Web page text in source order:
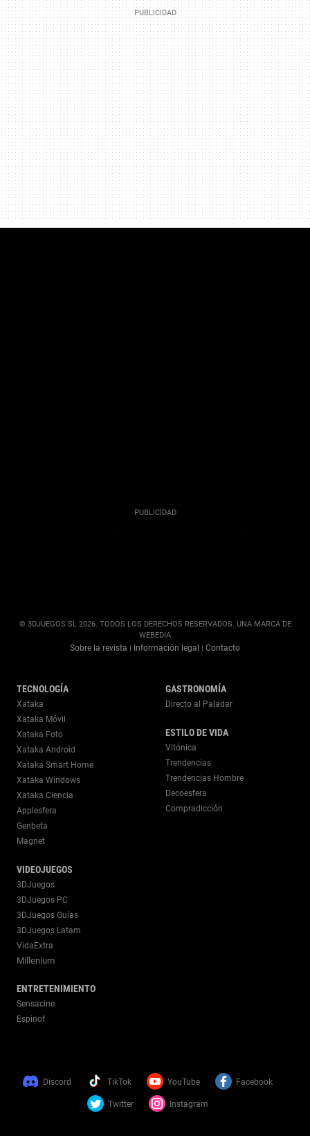
© 3DJUEGOS SL 2026. TODOS LOS DERECHOS RESERVADOS. UNA MARCA DE
WEBEDIA
Sobre la revista Información legal Contacto
TECNOLOGÍA
Xataka
Xataka Móvil
Xataka Foto
Xataka Android
Xataka Smart Home
Xataka Windows
Xataka Ciencia
Applesfera
Genbeta
Magnet
VIDEOJUEGOS
3DJuegos
3DJuegos PC
3DJuegos Guías
3DJuegos Latam
VidaExtra
Millenium
ENTRETENIMIENTO
Sensacine
Espinof
GASTRONOMÍA
Directo al Paladar
ESTILO DE VIDA
Vitónica
Trendencias
Trendencias Hombre
Decoesfera
Compradicción
Discord TikTok YouTube Facebook
Twitter Instagram